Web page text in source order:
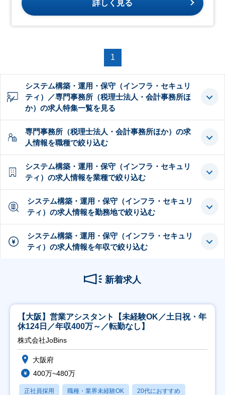
詳しく見る
1
システム構築・運用・保守（インフラ・セキュリ
ティ）／専門事務所（税理士法人・会計事務所ほ
か）の求人特集一覧を見る
専門事務所（税理士法人・会計事務所ほか）の求
人情報を職種で絞り込む
システム構築・運用・保守（インフラ・セキュリ
ティ）の求人情報を業種で絞り込む
システム構築・運用・保守（インフラ・セキュリ
ティ）の求人情報を勤務地で絞り込む
システム構築・運用・保守（インフラ・セキュリ
ティ）の求人情報を年収で絞り込む
新着求人
【大阪】営業アシスタント【未経験OK／土日祝・年
休124日／年収400万～／転勤なし】
株式会社JoBins
大阪府
400万~480万
正社員採用 職種・業界未経験OK 20代におすすめ